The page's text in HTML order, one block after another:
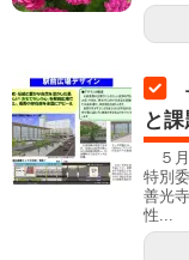
と課
５月
特別
善光
性...